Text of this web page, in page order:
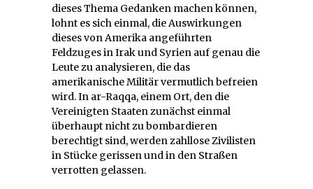
dieses Thema Gedanken machen können,
lohnt es sich einmal, die Auswirkungen
dieses von Amerika angeführten
Feldzuges in Irak und Syrien auf genau die
Leute zu analysieren, die das
amerikanische Militär vermutlich befreien
wird. In ar-Raqqa, einem Ort, den die
Vereinigten Staaten zunächst einmal
überhaupt nicht zu bombardieren
berechtigt sind, werden zahllose Zivilisten
in Stücke gerissen und in den Straßen
verrotten gelassen.